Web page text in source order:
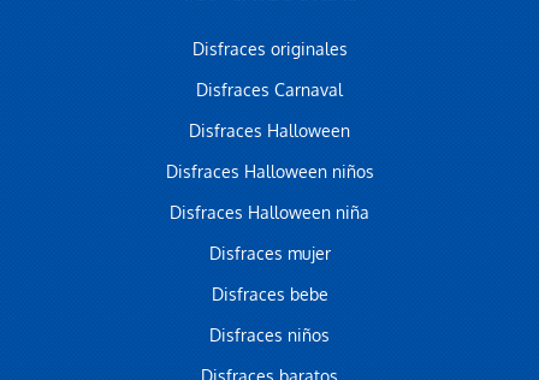
Disfraces originales
Disfraces Carnaval
Disfraces Halloween
Disfraces Halloween niños
Disfraces Halloween niña
Disfraces mujer
Disfraces bebe
Disfraces niños